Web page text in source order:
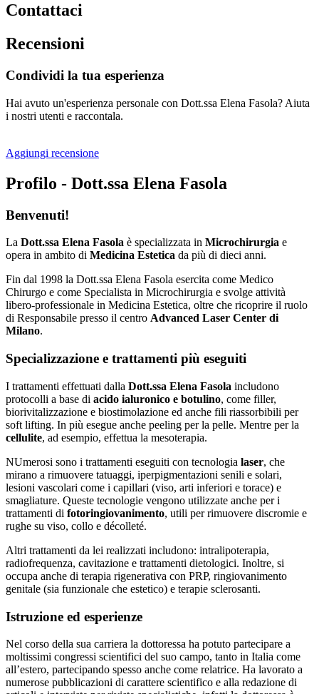
Contattaci
Recensioni
Condividi la tua esperienza
Hai avuto un'esperienza personale con Dott.ssa Elena Fasola? Aiuta
i nostri utenti e raccontala.
Aggiungi recensione
Profilo - Dott.ssa Elena Fasola
Benvenuti!
La Dott.ssa Elena Fasola è specializzata in Microchirurgia e
opera in ambito di Medicina Estetica da più di dieci anni.
Fin dal 1998 la Dott.ssa Elena Fasola esercita come Medico
Chirurgo e come Specialista in Microchirurgia e svolge attività
libero-professionale in Medicina Estetica, oltre che ricoprire il ruolo
di Responsabile presso il centro Advanced Laser Center di
Milano.
Specializzazione e trattamenti più eseguiti
I trattamenti effettuati dalla Dott.ssa Elena Fasola includono
protocolli a base di acido ialuronico e botulino, come filler,
biorivitalizzazione e biostimolazione ed anche fili riassorbibili per
soft lifting. In più esegue anche peeling per la pelle. Mentre per la
cellulite, ad esempio, effettua la mesoterapia.
NUmerosi sono i trattamenti eseguiti con tecnologia laser, che
mirano a rimuovere tatuaggi, iperpigmentazioni senili e solari,
lesioni vascolari come i capillari (viso, arti inferiori e torace) e
smagliature. Queste tecnologie vengono utilizzate anche per i
trattamenti di fotoringiovanimento, utili per rimuovere discromie e
rughe su viso, collo e décolleté.
Altri trattamenti da lei realizzati includono: intralipoterapia,
radiofrequenza, cavitazione e trattamenti dietologici. Inoltre, si
occupa anche di terapia rigenerativa con PRP, ringiovanimento
genitale (sia funzionale che estetico) e terapie sclerosanti.
Istruzione ed esperienze
Nel corso della sua carriera la dottoressa ha potuto partecipare a
moltissimi congressi scientifici del suo campo, tanto in Italia come
all’estero, partecipando spesso anche come relatrice. Ha lavorato a
numerose pubblicazioni di carattere scientifico e alla redazione di